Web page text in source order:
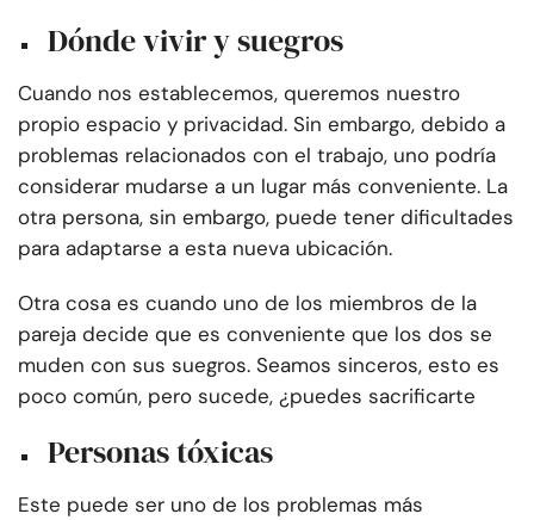
Dónde vivir y suegros
Cuando nos establecemos, queremos nuestro
propio espacio y privacidad. Sin embargo, debido a
problemas relacionados con el trabajo, uno podría
considerar mudarse a un lugar más conveniente. La
otra persona, sin embargo, puede tener dificultades
para adaptarse a esta nueva ubicación.
Otra cosa es cuando uno de los miembros de la
pareja decide que es conveniente que los dos se
muden con sus suegros. Seamos sinceros, esto es
poco común, pero sucede, ¿puedes sacrificarte
Personas tóxicas
Este puede ser uno de los problemas más